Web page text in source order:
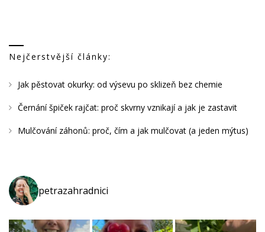
M
K
K
Nejčerstvější články:
Jak pěstovat okurky: od výsevu po sklizeň bez chemie
Černání špiček rajčat: proč skvrny vznikají a jak je zastavit
Mulčování záhonů: proč, čím a jak mulčovat (a jeden mýtus)
petrazahradnici